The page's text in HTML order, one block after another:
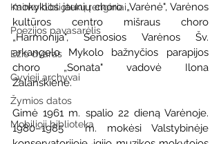
Kaimo bibliotekų renginiai
Poezijos pavasarėlis
Ežio dvaras
Gyvieji archyvai
Žymios datos
Mobilioji biblioteka
mokyklos jaunių choro „Varėnė", Varėnos
kultūros centro mišraus choro
„Harmonija", Senosios Varėnos Šv.
arkangelo Mykolo bažnyčios parapijos
choro „Sonata" vadovė Ilona
Zalanskienė.
Gimė 1961 m. spalio 22 dieną Varėnoje.
1980–1985  m. mokėsi Valstybinėje